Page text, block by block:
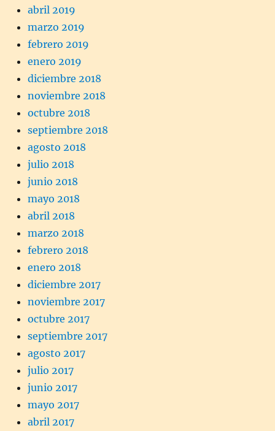
abril 2019
marzo 2019
febrero 2019
enero 2019
diciembre 2018
noviembre 2018
octubre 2018
septiembre 2018
agosto 2018
julio 2018
junio 2018
mayo 2018
abril 2018
marzo 2018
febrero 2018
enero 2018
diciembre 2017
noviembre 2017
octubre 2017
septiembre 2017
agosto 2017
julio 2017
junio 2017
mayo 2017
abril 2017